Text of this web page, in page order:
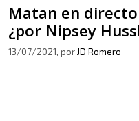
Matan en
¿por Nipsey
13/07/2021, por JD Romero